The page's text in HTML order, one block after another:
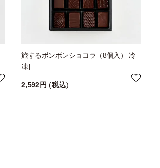
旅するボンボンショコラ（8個入）[冷
凍]
2,592 税込